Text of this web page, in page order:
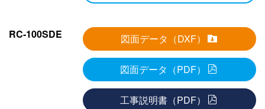
RC-100SDE 図面データ（DXF）
図面データ（PDF）
工事説明書（PDF）